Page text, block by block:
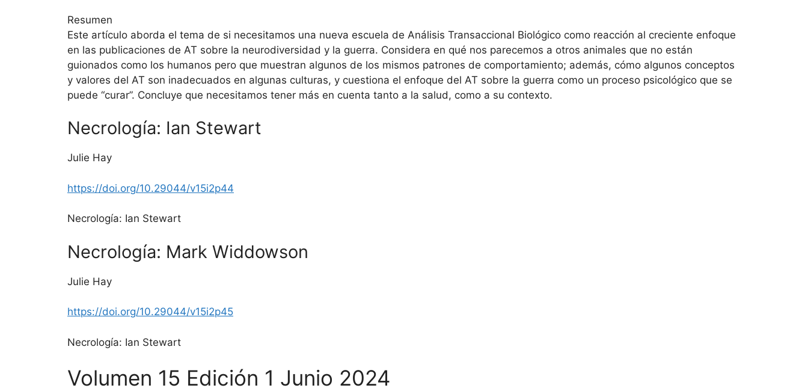
Resumen
Este artículo aborda el tema de si necesitamos una nueva escuela de Análisis Transaccional Biológico como reacción al creciente enfoque
en las publicaciones de AT sobre la neurodiversidad y la guerra. Considera en qué nos parecemos a otros animales que no están
guionados como los humanos pero que muestran algunos de los mismos patrones de comportamiento; además, cómo algunos conceptos
y valores del AT son inadecuados en algunas culturas, y cuestiona el enfoque del AT sobre la guerra como un proceso psicológico que se
puede “curar”. Concluye que necesitamos tener más en cuenta tanto a la salud, como a su contexto.
Necrología: Ian Stewart
Julie Hay
https://doi.org/10.29044/v15i2p44
Necrología: Ian Stewart
Necrología: Mark Widdowson
Julie Hay
https://doi.org/10.29044/v15i2p45
Necrología: Ian Stewart
Volumen 15 Edición 1 Junio 2024